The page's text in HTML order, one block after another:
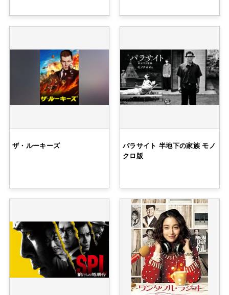
ザ・ルーキーズ
パラサイト 半地下の家族 モノ
クロ版